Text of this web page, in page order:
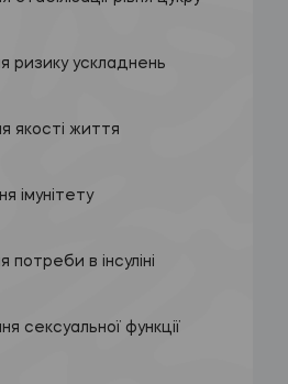
ризику ускладнень
якості життя
імунітету
в інсуліні
сексуальної функції